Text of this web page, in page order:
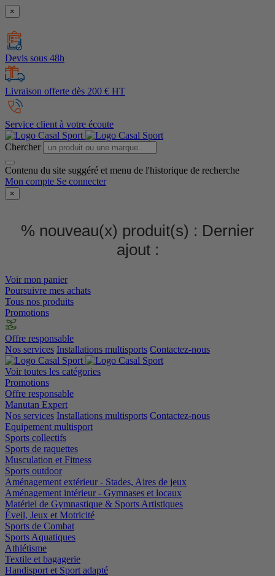
×
Devis sous 48h
Livraison offerte dès 200 € HT
Service client à votre écoute
Chercher
Contenu du site suggéré et menu de l'historique de recherche
Mon compte Se connecter
×
% nouveau(x) produit(s) : Dernier
ajout :
Voir mon panier
Poursuivre mes achats
Tous nos produits
Promotions
Offre responsable
Nos services Installations multisports Contactez-nous
Voir toutes les catégories
Promotions
Offre responsable
Manutan Expert
Nos services Installations multisports Contactez-nous
Equipement multisport
Sports collectifs
Sports de raquettes
Musculation et Fitness
Sports outdoor
Aménagement extérieur - Stades, Aires de jeux
Aménagement intérieur - Gymnases et locaux
Matériel de Gymnastique & Sports Artistiques
Éveil, Jeux et Motricité
Sports de Combat
Sports Aquatiques
Athlétisme
Textile et bagagerie
Handisport et Sport adapté